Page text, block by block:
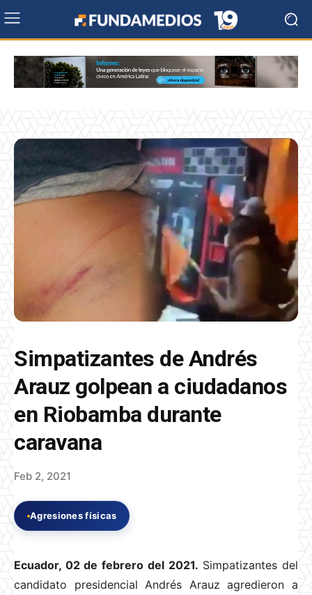
Simpatizantes de Andrés
Arauz golpean a ciudadanos
en Riobamba durante
caravana
Feb 2, 2021
Agresiones físicas
Ecuador, 02 de febrero del 2021. Simpatizantes del
candidato presidencial Andrés Arauz agredieron a